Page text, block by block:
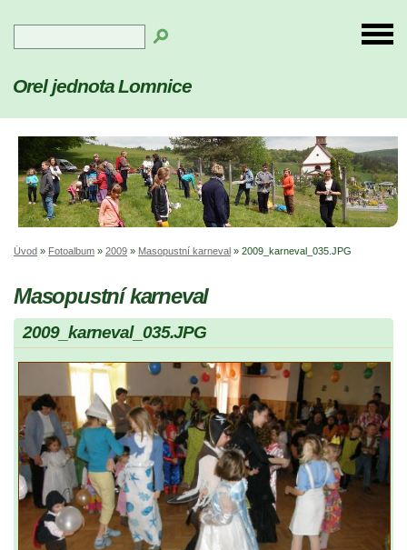
Orel jednota Lomnice
Úvod » Fotoalbum » 2009 » Masopustní karneval » 2009_karneval_035.JPG
Masopustní karneval
2009_karneval_035.JPG